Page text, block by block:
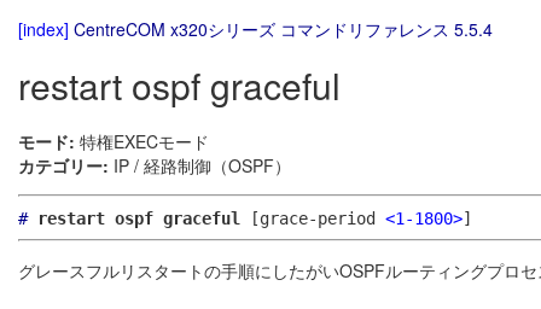
[index] CentreCOM x320シリーズ コマンドリファレンス 5.5.4
restart ospf graceful
モード: 特権EXECモード
カテゴリー: IP / 経路制御（OSPF）
# restart ospf graceful [grace-period <1-1800>]
グレースフルリスタートの手順にしたがいOSPFルーティングプロ